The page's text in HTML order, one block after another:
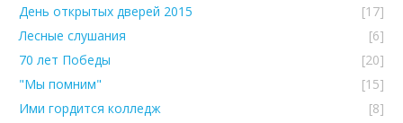
День открытых дверей 2015
[17]
Лесные слушания
[6]
70 лет Победы
[20]
"Мы помним"
[15]
Ими гордится колледж
[8]